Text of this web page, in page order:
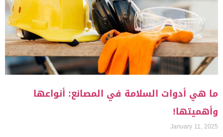
ما هي أدوات السلامة في المصانع: أنواعها
وأهميتها!
January 11, 2025